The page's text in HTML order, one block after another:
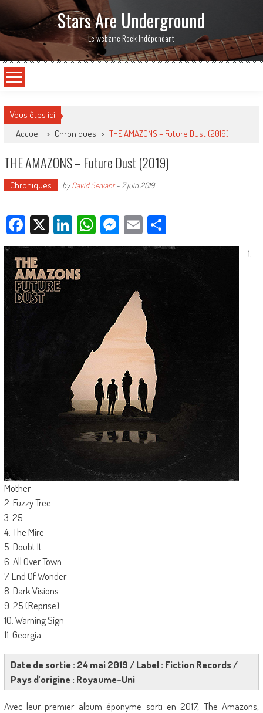
Stars Are Underground
Le webzine Rock Indépendant
Vous êtes ici
Accueil > Chroniques > THE AMAZONS – Future Dust (2019)
THE AMAZONS – Future Dust (2019)
Chroniques byDavid Servant- 7 juin 2019
Facebook
X LinkedIn
WhatsApp
Messenger
EmailPartager
1.
Mother
2. Fuzzy Tree
3. 25
4. The Mire
5. Doubt It
6. All Over Town
7. End Of Wonder
8. Dark Visions
9. 25 (Reprise)
10. Warning Sign
11. Georgia
Date de sortie : 24 mai 2019 / Label : Fiction Records /
Pays d’origine : Royaume-Uni
Avec leur premier album éponyme sorti en 2017, The Amazons,